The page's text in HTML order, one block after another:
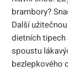
brambory?
Další
dietních tipech
spoustu
bezlepkového